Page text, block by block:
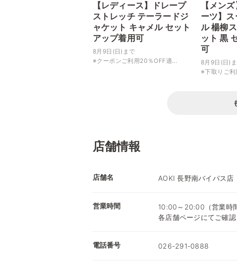
【レディース】ドレープ
ストレッチ テーラードジ
ャケット キャメル セット
アップ着用可
8月9日(日)まで
※クーポンご利用20％OFF適...
【メン
ーツ】
ル 楊柳
ット 黒
可
8月9日(日)
※下取りご
店舗情報
店舗名 AOKI 長野南バイパス店
営業時間
10:00～20:00（営業時
各店舗ページにてご確認
電話番号 026-291-0888